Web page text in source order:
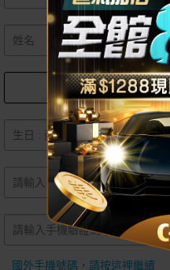
女
月
國外手機號碼，請按這裡繼續